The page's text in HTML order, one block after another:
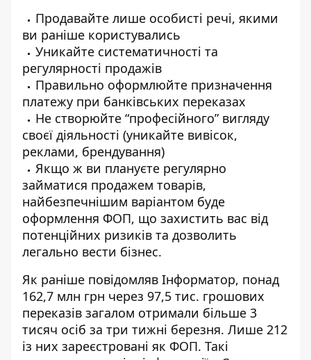
Продавайте лише особисті речі, якими
ви раніше користувались
Уникайте систематичності та
регулярності продажів
Правильно оформлюйте призначення
платежу при банківських переказах
Не створюйте “професійного” вигляду
своєї діяльності (уникайте вивісок,
реклами, брендування)
Якщо ж ви плануєте регулярно
займатися продажем товарів,
найбезпечнішим варіантом буде
оформлення ФОП, що захистить вас від
потенційних ризиків та дозволить
легально вести бізнес.
Як раніше повідомляв Інформатор, понад
162,7 млн грн через 97,5 тис. грошових
переказів загалом отримали більше 3
тисяч осіб за три тижні березня. Лише 212
із них зареєстровані як ФОП. Такі